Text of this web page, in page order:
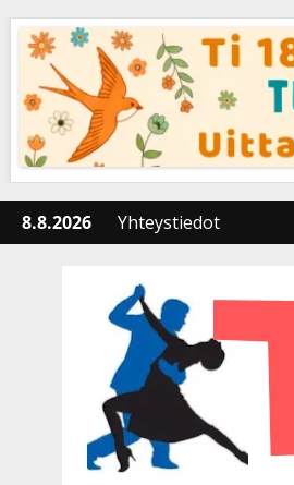
content
8.8.2026 Yhteystiedot